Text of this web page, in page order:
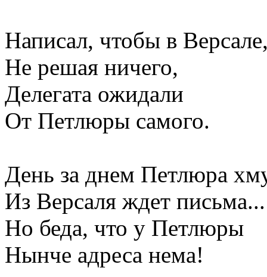
Написал, чтобы в
Не решая ничего,
Делегата ожидали
От Петлюры самого.
День за днем Петлюра
Из Версаля ждет письма...
Но беда, что у Петлюры
Нынче адреса нема!